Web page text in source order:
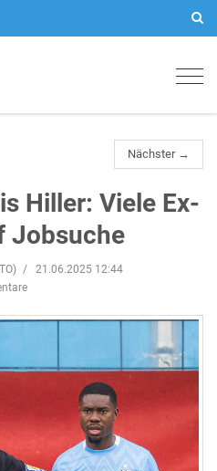
Nächster →
Hiller: Viele Ex-
Jobsuche
21.06.2025 12:44